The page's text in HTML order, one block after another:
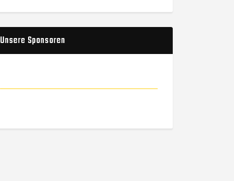
Unsere Sponsoren